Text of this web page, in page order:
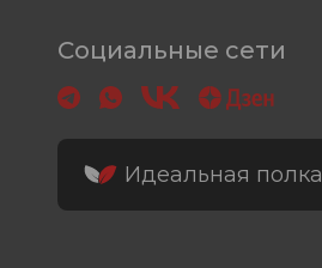
Социальные сети
Идеальная полка